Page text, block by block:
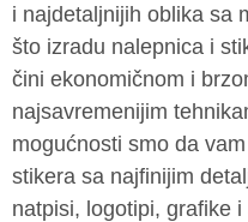
i najdetaljnijih oblika sa
što izradu nalepnica i
čini ekonomičnom i
najsavremenijim
mogućnosti smo da
stikera sa najfinijim
natpisi, logotipi, grafike i